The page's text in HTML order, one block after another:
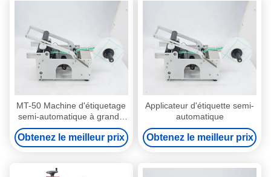
MT-50 Machine d'étiquetage
semi-automatique à grande
vitesse pour les bouteilles et
les canettes en PET
Obtenez le meilleur prix
Applicateur d'étiquette semi-
automatique
Obtenez le meilleur prix